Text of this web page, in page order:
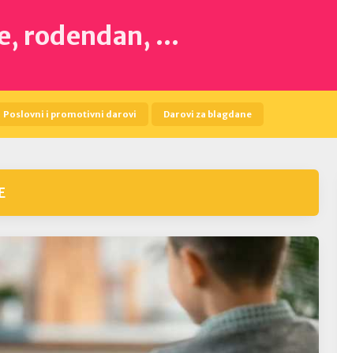
rodendan, …
Poslovni i promotivni darovi Darovi za blagdane